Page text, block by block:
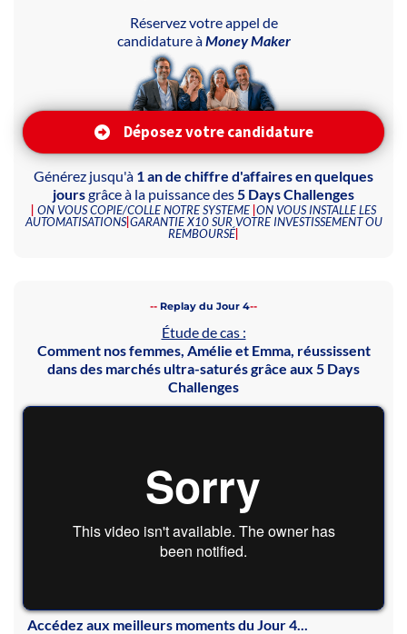
Réservez votre appel de
candidature àMoney Maker
Déposez votre candidature
Générez jusqu'à 1 an de chiffre d'affaires en quelques
joursgrâce à la puissance des5 Days Challenges
ON VOUS COPIE/COLLE NOTRE SYSTEME ON VOUS INSTALLE LES
AUTOMATISATIONS| GARANTIE X10 SUR VOTRE INVESTISSEMENT OU
REMBOURSÉ
-- Replay du Jour 4--
Étude de cas :
Comment nos femmes, Amélie et Emma, réussissent
dans des marchés ultra-saturés grâce aux 5 Days
Challenges
Accédez aux meilleurs moments du Jour 4...